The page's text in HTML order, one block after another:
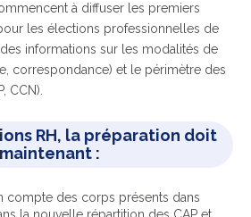
à diffuser les premiers
les élections professionnelles de
informations sur les modalités de
correspondance) et le périmètre des
CCN).
RH, la préparation doit
:
compte des corps présents dans